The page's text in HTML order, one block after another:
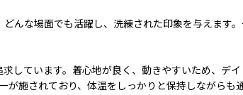
んな場面でも活躍し、洗練された印象を与えます
しています。着心地が良く、動きやすいため、デ
施されており、体温をしっかりと保持しながらも